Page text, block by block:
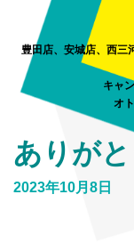
豊田店、安城店、西三
キャ
オ
ありがと
2023年10月8日